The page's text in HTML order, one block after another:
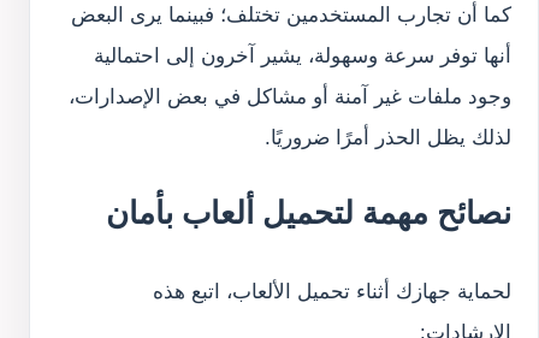
كما أن تجارب المستخدمين تختلف؛ فبينما يرى البعض
أنها توفر سرعة وسهولة، يشير آخرون إلى احتمالية
وجود ملفات غير آمنة أو مشاكل في بعض الإصدارات،
لذلك يظل الحذر أمرًا ضروريًا.
نصائح مهمة لتحميل ألعاب بأمان
لحماية جهازك أثناء تحميل الألعاب، اتبع هذه
الإرشادات: